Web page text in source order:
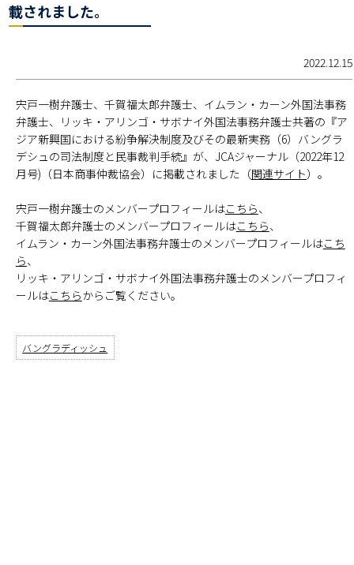
載されました。
2022.12.15
宍戸一樹弁護士、千賀福太郎弁護士、イムラン・カーン外国法事務
弁護士、リッキ・アリンゴ・サボナイ外国法事務弁護士共著の『ア
ジア新興国における紛争解決制度及びその最新実務（6）バングラ
デシュの司法制度と民事裁判手続』が、JCAジャーナル（2022年12
月号)（日本商事仲裁協会）に掲載されました（関連サイト）。
宍戸一樹弁護士のメンバープロフィールはこちら、
千賀福太郎弁護士のメンバープロフィールはこちら、
イムラン・カーン外国法事務弁護士のメンバープロフィールはこち
ら、
リッキ・アリンゴ・サボナイ外国法事務弁護士のメンバープロフィ
ールはこちらからご覧ください。
バングラディッシュ